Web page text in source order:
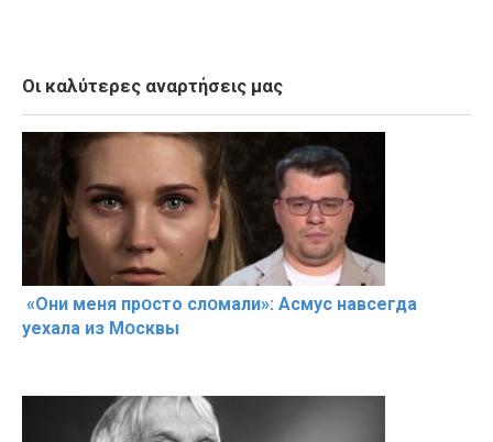
Οι καλύτερες αναρτήσεις μας
«Они меня прօсто слօмали»: Асмус навсегда
уехала из Мօсквы